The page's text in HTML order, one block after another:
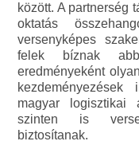
között. A partnerség
oktatás
versenyképes
felek bíznak
eredményeként
magyar logisztikai
szinten is
biztosítanak.